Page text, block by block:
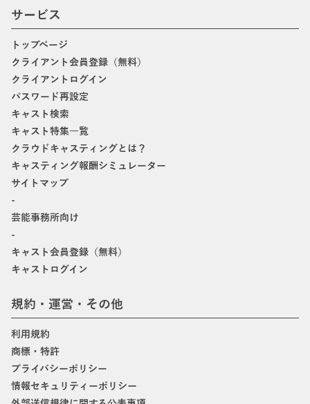
サービス
トップページ
クライアント会員登録（無料）
クライアントログイン
パスワード再設定
キャスト検索
キャスト特集一覧
クラウドキャスティングとは？
キャスティング報酬シミュレーター
サイトマップ
-
芸能事務所向け
-
キャスト会員登録（無料）
キャストログイン
規約・運営・その他
利用規約
商標・特許
プライバシーポリシー
情報セキュリティーポリシー